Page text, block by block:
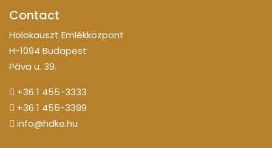
Contact
Holokauszt Emlékközpont
H-1094 Budapest
Páva u. 39.
+36 1 455-3333
+36 1 455-3399
info@hdke.hu